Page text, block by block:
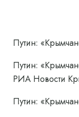
Путин:
Путин:
РИА Новости
Путин: